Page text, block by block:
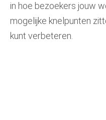
in hoe bezoekers jouw
mogelijke knelpunten
kunt verbeteren.